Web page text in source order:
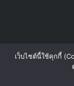
เว็บไซต์นี้ใช้คุกกี้